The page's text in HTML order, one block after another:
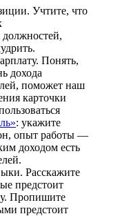
Учтите, что
должностей,
Понять,
дохода
поможет наш
карточки
: укажите
опыт работы —
доходом есть
Расскажите
предстоит
Пропишите
предстоит